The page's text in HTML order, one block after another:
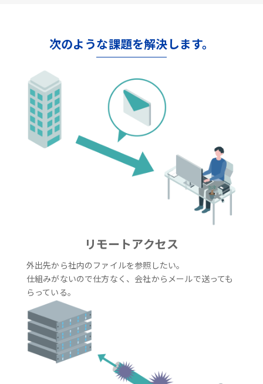
次のような課題を解決します。
リモートアクセス
外出先から社内のファイルを参照したい。
仕組みがないので仕方なく、会社からメールで送っても
らっている。